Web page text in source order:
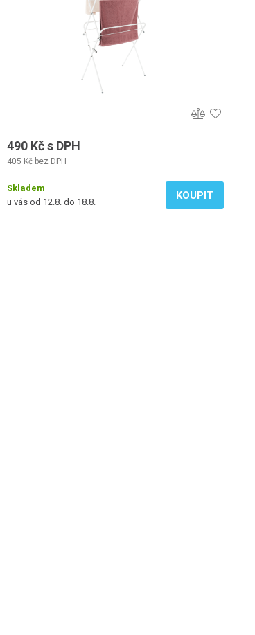
490 Kč s DPH
405 Kč bez DPH
Skladem
u vás od 12.8. do 18.8.
KOUPIT